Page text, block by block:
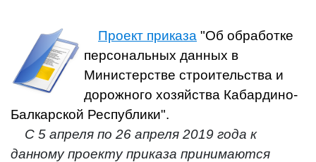
Проект приказа "Об обработке
персональных данных в
Министерстве строительства и
дорожного хозяйства Кабардино-
Балкарской Республики".
С 5 апреля по 26 апреля 2019 года к
данному проекту приказа принимаются